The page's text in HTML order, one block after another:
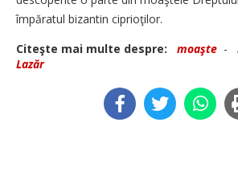
împăratul bizantin ciprioţilor.
Citeşte mai multe despre:
moaşte -
Lazăr